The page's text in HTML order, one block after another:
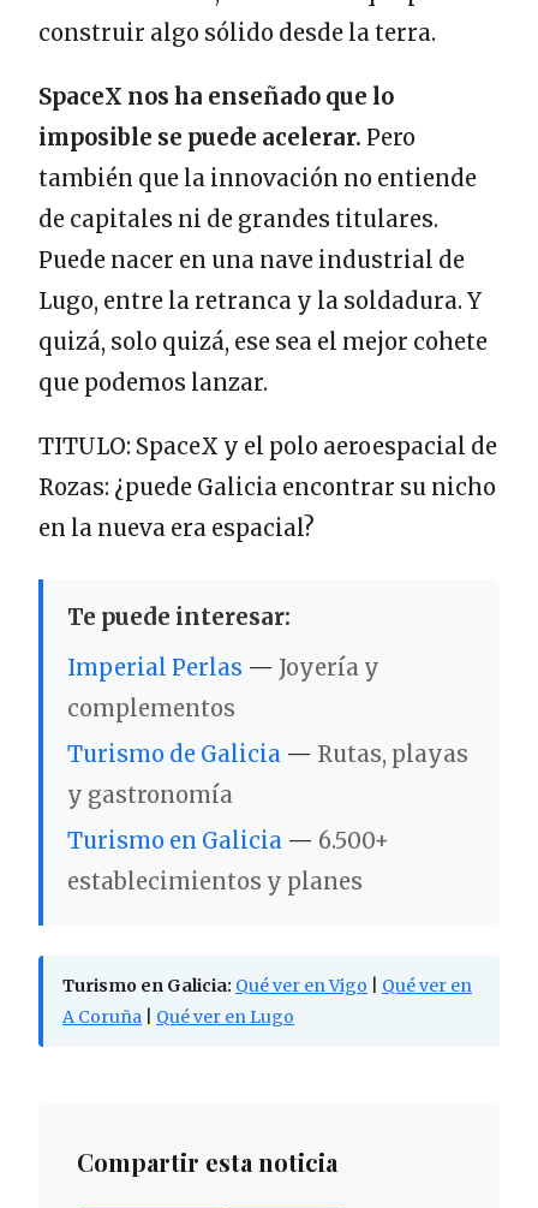
construir algo sólido desde la terra.
SpaceX nos ha enseñado que lo
imposible se puede acelerar. Pero
también que la innovación no entiende
de capitales ni de grandes titulares.
Puede nacer en una nave industrial de
Lugo, entre la retranca y la soldadura. Y
quizá, solo quizá, ese sea el mejor cohete
que podemos lanzar.
TITULO: SpaceX y el polo aeroespacial de
Rozas: ¿puede Galicia encontrar su nicho
en la nueva era espacial?
Te puede interesar:
Imperial Perlas — Joyería y
complementos
Turismo de Galicia — Rutas, playas
y gastronomía
Turismo en Galicia — 6.500+
establecimientos y planes
Turismo en Galicia: Qué ver en Vigo
Qué ver en
A Coruña
Qué ver en Lugo
Compartir esta noticia